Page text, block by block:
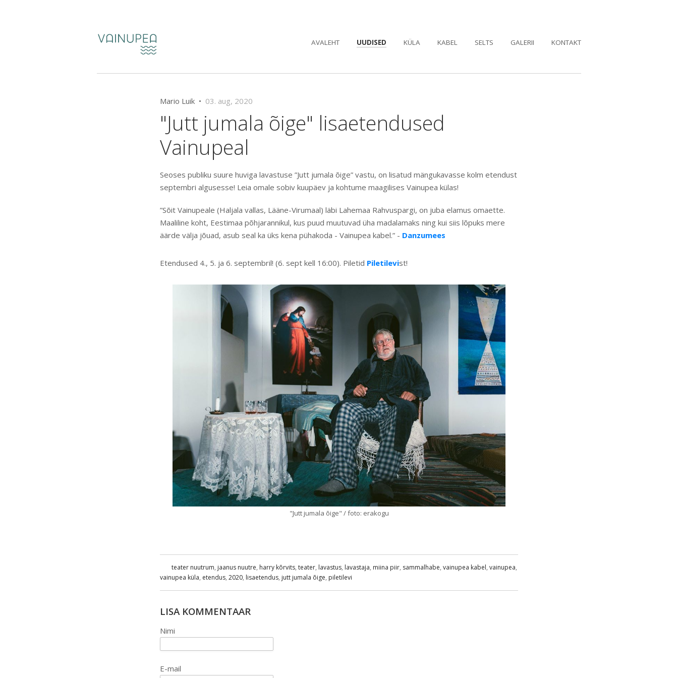
AVALEHT UUDISED KÜLA KABEL SELTS GALERII KONTAKT
Mario Luik • 03. aug, 2020
"Jutt jumala õige" lisaetendused
Vainupeal
Seoses publiku suure huviga lavastuse ”Jutt jumala õige” vastu, on lisatud mängukavasse kolm etendust
septembri algusesse! Leia omale sobiv kuupäev ja kohtume maagilises Vainupea külas!
”Sõit Vainupeale (Haljala vallas, Lääne-Virumaal) läbi Lahemaa Rahvuspargi, on juba elamus omaette.
Maaliline koht, Eestimaa põhjarannikul, kus puud muutuvad üha madalamaks ning kui siis lõpuks mere
äärde välja jõuad, asub seal ka üks kena pühakoda - Vainupea kabel.” - Danzumees
Etendused 4., 5. ja 6. septembril! (6. sept kell 16:00). Piletid Piletilevist!
"Jutt jumala õige" / foto: erakogu
teater nuutrum, jaanus nuutre, harry kõrvits, teater, lavastus, lavastaja, miina piir, sammalhabe, vainupea kabel, vainupea,
vainupea küla, etendus, 2020, lisaetendus, jutt jumala õige, piletilevi
LISA KOMMENTAAR
Nimi
E-mail